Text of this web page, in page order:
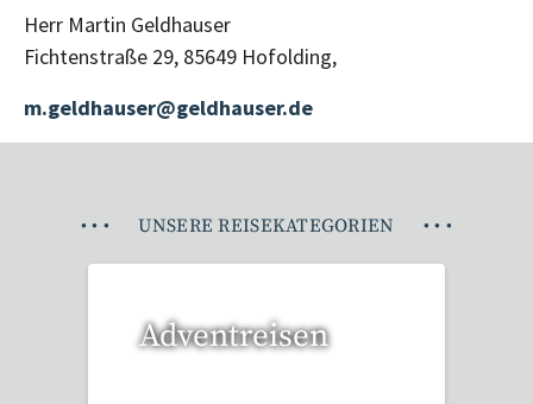
Herr Martin Geldhauser
Fichtenstraße 29, 85649 Hofolding,
m.geldhauser@geldhauser.de
• • • UNSERE REISEKATEGORIEN • • •
Adventreisen